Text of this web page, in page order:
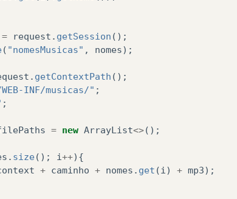
= request . getSession ();
( "nomesMusicas" , nomes);
. getContextPath ();
INF/musicas/" ;
;
= new ArrayList<>();
. size(); i++){
+ caminho + nomes . get (i ) + mp3);